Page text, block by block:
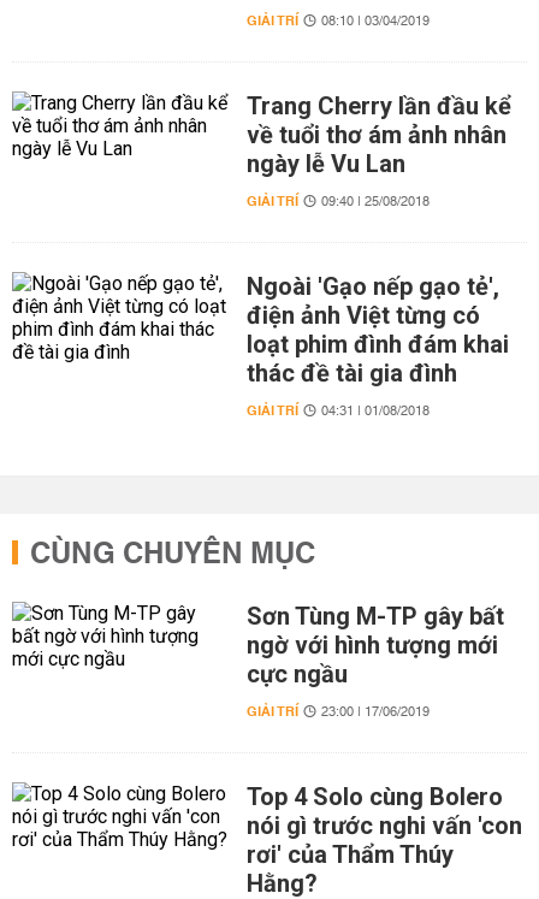
GIẢI TRÍ 08:10 | 03/04/2019
Trang Cherry lần đầu kể
về tuổi thơ ám ảnh nhân
ngày lễ Vu Lan
GIẢI TRÍ 09:40 | 25/08/2018
Ngoài 'Gạo nếp gạo tẻ',
điện ảnh Việt từng có
loạt phim đình đám khai
thác đề tài gia đình
GIẢI TRÍ 04:31 | 01/08/2018
CÙNG CHUYÊN MỤC
Sơn Tùng M-TP gây bất
ngờ với hình tượng mới
cực ngầu
GIẢI TRÍ 23:00 | 17/06/2019
Top 4 Solo cùng Bolero
nói gì trước nghi vấn 'con
rơi' của Thẩm Thúy
Hằng?